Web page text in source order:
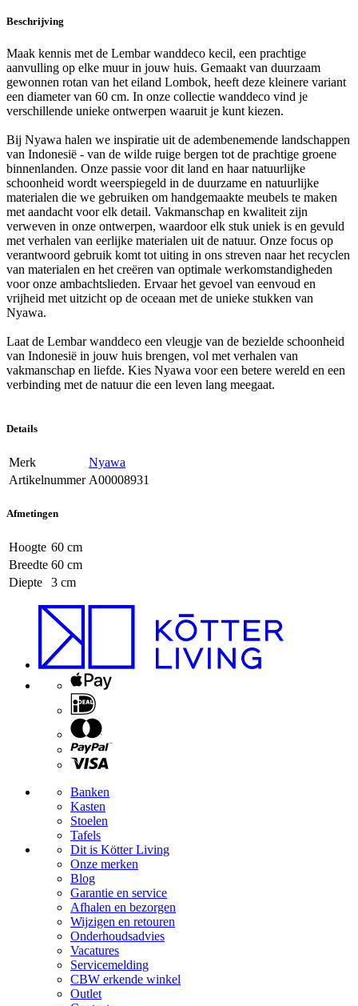
Beschrijving
Maak kennis met de Lembar wanddeco kecil, een prachtige
aanvulling op elke muur in jouw huis. Gemaakt van duurzaam
gewonnen rotan van het eiland Lombok, heeft deze kleinere variant
een diameter van 60 cm. In onze collectie wanddeco vind je
verschillende unieke ontwerpen waaruit je kunt kiezen.
Bij Nyawa halen we inspiratie uit de adembenemende landschappen
van Indonesië - van de wilde ruige bergen tot de prachtige groene
binnenlanden. Onze passie voor dit land en haar natuurlijke
schoonheid wordt weerspiegeld in de duurzame en natuurlijke
materialen die we gebruiken om handgemaakte meubels te maken
met aandacht voor elk detail. Vakmanschap en kwaliteit zijn
verweven in onze ontwerpen, waardoor elk stuk uniek is en gevuld
met verhalen van eerlijke materialen uit de natuur. Onze focus op
verantwoord gebruik komt tot uiting in ons streven naar het recyclen
van materialen en het creëren van optimale werkomstandigheden
voor onze ambachtslieden. Ervaar het gevoel van eenvoud en
vrijheid met uitzicht op de oceaan met de unieke stukken van
Nyawa.
Laat de Lembar wanddeco een vleugje van de bezielde schoonheid
van Indonesië in jouw huis brengen, vol met verhalen van
vakmanschap en liefde. Kies Nyawa voor een betere wereld en een
verbinding met de natuur die een leven lang meegaat.
Details
Merk
Nyawa
Artikelnummer A00008931
Afmetingen
Hoogte 60 cm
Breedte 60 cm
Diepte
3 cm
Banken
Kasten
Stoelen
Tafels
Dit is Kötter Living
Onze merken
Blog
Garantie en service
Afhalen en bezorgen
Wijzigen en retouren
Onderhoudsadvies
Vacatures
Servicemelding
CBW erkende winkel
Outlet